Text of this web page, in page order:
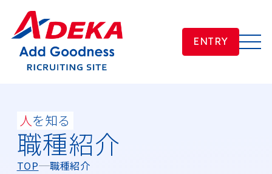
ENTRY
人を知る
職種紹介
TOP 職種紹介